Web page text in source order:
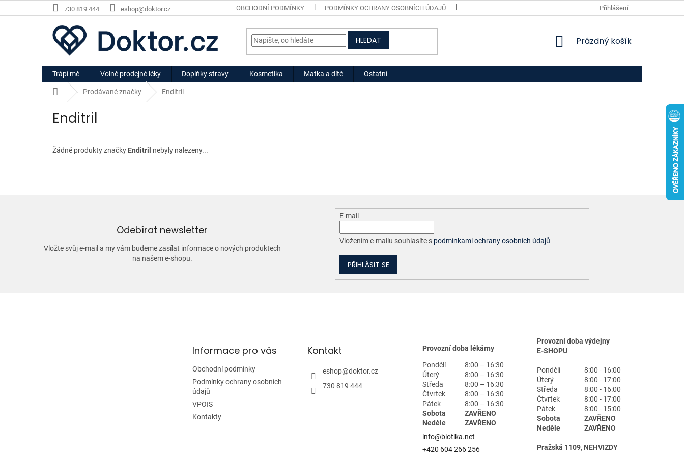
na
730 819 444 eshop@doktor.cz OBCHODNÍ PODMÍNKY PODMÍNKY OCHRANY OSOBNÍCH ÚDAJŮ Přihlášení
HLEDAT
NÁKUPNÍ
Prázdný košík
Trápí mě Volně prodejné léky Doplňky stravy Kosmetika Matka a dítě Ostatní
Domů Prodávané značky Enditril
Enditril
Žádné produkty značky Enditril nebyly nalezeny...
Odebírat newsletter
Vložte svůj e-mail a my vám budeme zasílat informace o nových produktech
na našem e-shopu.
E-mail
Vložením e-mailu souhlasíte s podmínkami ochrany osobních údajů
PŘIHLÁSIT SE
Informace pro vás
Obchodní podmínky
Podmínky ochrany osobních
údajů
VPOIS
Kontakty
Kontakt
eshop@doktor.cz
730 819 444
Provozní doba lékárny
Pondělí
8:00 – 16:30
Úterý
8:00 – 16:30
Středa
8:00 – 16:30
Čtvrtek
8:00 – 16:30
Pátek
8:00 – 16:30
Sobota
ZAVŘENO
Neděle
ZAVŘENO
info@biotika.net
+420 604 266 256
Provozní doba výdejny
E-SHOPU
Pondělí
8:00 - 16:00
Úterý
8:00 - 17:00
Středa
8:00 - 16:00
Čtvrtek
8:00 - 17:00
Pátek
8:00 - 15:00
Sobota
ZAVŘENO
Neděle
ZAVŘENO
Pražská 1109, NEHVIZDY